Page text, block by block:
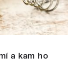
a kam ho